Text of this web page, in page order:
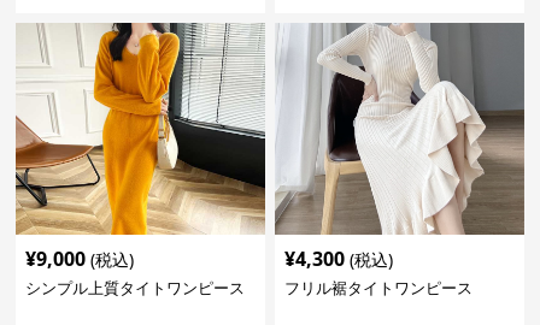
¥9,000 (税込)
シンプル上質タイトワンピース
¥4,300 (税込)
フリル裾タイトワンピース